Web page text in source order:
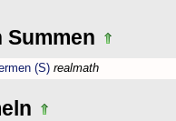
(S) realmath